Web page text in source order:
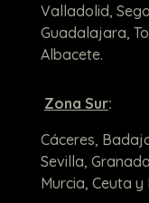
Valladolid,
Guadalajara,
Albacete.
Zona Sur:
Cáceres,
Sevilla,
Murcia, Ceuta y